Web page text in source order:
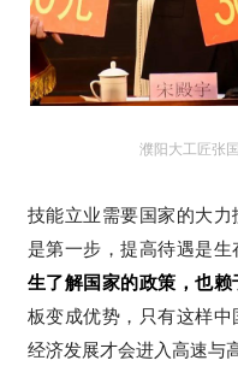
濮阳大工匠张
技能立业需要国家的大
是第一步，提高待遇是
生了解国家的政策，也
板变成优势，只有这样
经济发展才会进入高速与